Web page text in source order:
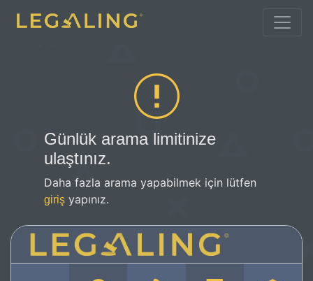
Günlük arama limitinize
ulaştınız.
Daha fazla arama yapabilmek için lütfen
giriş yapınız.